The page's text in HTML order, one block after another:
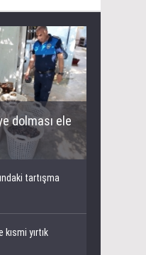
dolması ele
tartışma
kısmi yırtık